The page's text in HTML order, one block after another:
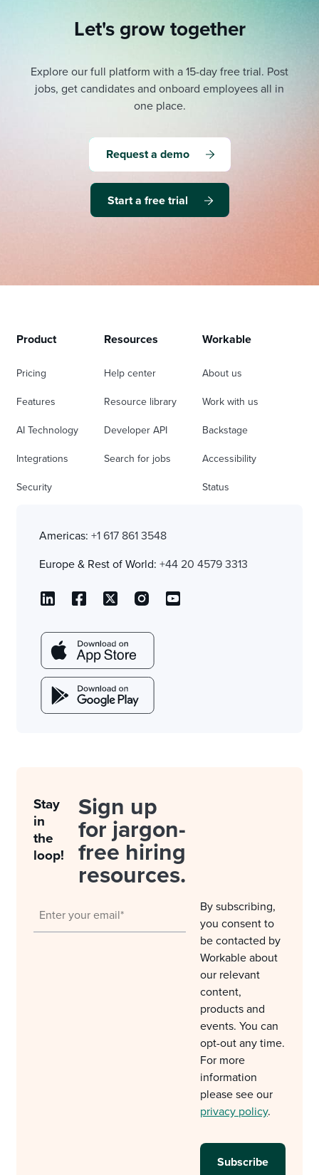
Let's grow together
Explore our full platform with a 15-day free trial. Post
jobs, get candidates and onboard employees all in
one place.
Request a demo
Start a free trial
Product
Pricing
Features
AI Technology
Integrations
Security
Resources
Help center
Resource library
Developer API
Search for jobs
Workable
About us
Work with us
Backstage
Accessibility
Status
Americas: +1 617 861 3548
Europe & Rest of World: +44 20 4579 3313
Stay
in
the
loop!
Sign up
for jargon-
free hiring
resources.
By subscribing,
you consent to
be contacted by
Workable about
our relevant
content,
products and
events. You can
opt-out any time.
For more
information
please see our
privacy policy.